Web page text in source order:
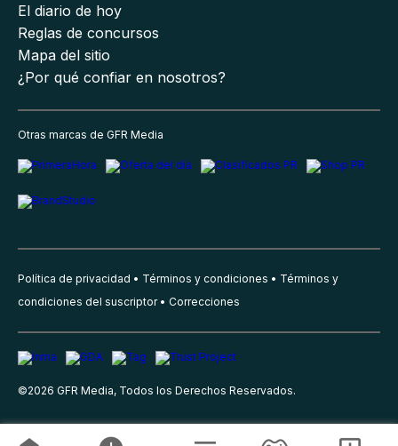
El diario de hoy
Reglas de concursos
Mapa del sitio
¿Por qué confiar en nosotros?
Otras marcas de GFR Media
Política de privacidad Términos y condiciones
Términos y
condiciones del suscriptor
Correcciones
©2026 GFR Media, Todos los Derechos Reservados.